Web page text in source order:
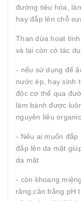
đường tiêu hóa,
hay đắp lên chỗ
Than dừa hoạt
và lại còn có tác
- nếu sử dụng để
nước ép, hay sinh
độc cơ thể qua
làm bánh được
nguyên liệu
- Nếu ai muốn đắp
đắp lên da mặt
da mặt
- còn khoang
răng,cân bằng pH